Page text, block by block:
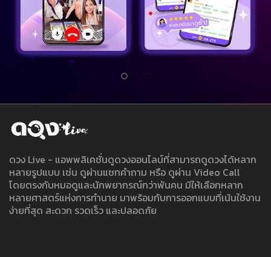
ดวง Live - แอพพลิเคชั่นดูดวงออนไลน์ที่สามารถดูดวงได้หลาก
หลายรูปแบบ เช่น ดูผ่านแชทคำถาม หรือ ดูผ่าน Video Call
โดยตรงกับหมอดูและนักพยากรณ์กว่าพันคน มีให้เลือกหลาก
หลายศาสตร์แห่งการทำนาย มาพร้อมกับการออกแบบที่เน้นใช้งาน
ง่ายที่สุด สะดวก รวดเร็ว และปลอดภัย